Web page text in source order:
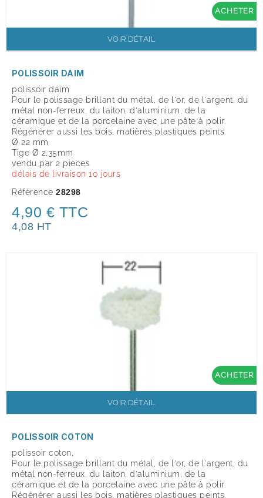
ACHETER
VOIR DÉTAIL
POLISSOIR DAIM
polissoir daim
Pour le polissage brillant du métal, de l'or, de l'argent, du
métal non-ferreux, du laiton, d'aluminium, de la
céramique et de la porcelaine avec une pâte à polir.
Régénérer aussi les bois, matières plastiques peints.
Ø 22 mm
Tige Ø 2,35mm
vendu par 2 pieces
délais de livraison 10 jours
Référence 28298
4,90 € TTC
4,08 HT
ACHETER
VOIR DÉTAIL
POLISSOIR COTON
polissoir coton,
Pour le polissage brillant du métal, de l'or, de l'argent, du
métal non-ferreux, du laiton, d'aluminium, de la
céramique et de la porcelaine avec une pâte à polir.
Régénérer aussi les bois, matières plastiques peints.